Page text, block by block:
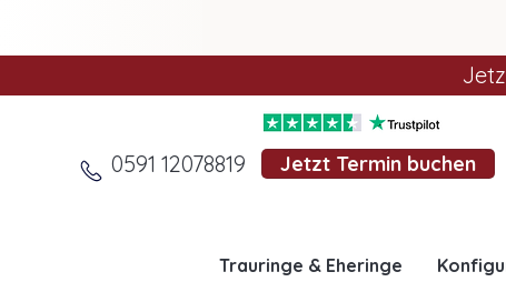
0591 12078819 Jetzt Termin buchen
Trauringe & Eheringe